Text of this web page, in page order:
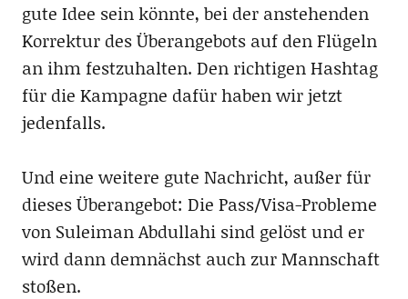
gute Idee sein könnte, bei der anstehenden
Korrektur des Überangebots auf den Flügeln
an ihm festzuhalten. Den richtigen Hashtag
für die Kampagne dafür haben wir jetzt
jedenfalls.
Und eine weitere gute Nachricht, außer für
dieses Überangebot: Die Pass/Visa-Probleme
von Suleiman Abdullahi sind gelöst und er
wird dann demnächst auch zur Mannschaft
stoßen.